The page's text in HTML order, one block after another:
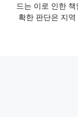
드는 이로 인한
확한 판단은 지